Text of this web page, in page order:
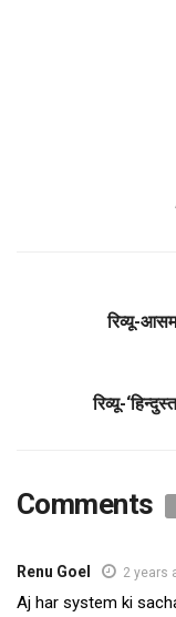
रिव्यू-
रिव्यू-
Comments
Renu Goel 2 years
Aj har system ki